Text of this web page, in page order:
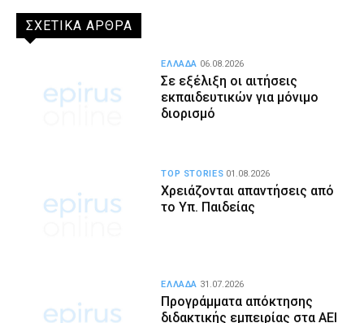
ΣΧΕΤΙΚΑ ΑΡΘΡΑ
Σε εξέλιξη οι αιτήσεις
εκπαιδευτικών για μόνιμο
διορισμό
ΕΛΛΑΔΑ 06.08.2026
Χρειάζονται απαντήσεις από
το Υπ. Παιδείας
TOP STORIES 01.08.2026
Προγράμματα απόκτησης
διδακτικής εμπειρίας στα ΑΕΙ
ΕΛΛΑΔΑ 31.07.2026